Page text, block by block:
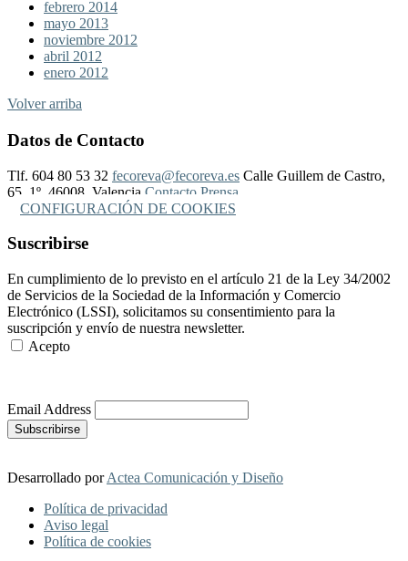
febrero 2014
mayo 2013
noviembre 2012
abril 2012
enero 2012
Volver arriba
Datos de Contacto
Tlf. 604 80 53 32 fecoreva@fecoreva.es Calle Guillem de Castro,
65, 1º, 46008, Valencia Contacto Prensa
CONFIGURACIÓN DE COOKIES
Suscribirse
En cumplimiento de lo previsto en el artículo 21 de la Ley 34/2002
de Servicios de la Sociedad de la Información y Comercio
Electrónico (LSSI), solicitamos su consentimiento para la
suscripción y envío de nuestra newsletter.
Acepto
Email Address
Desarrollado porActea Comunicación y Diseño
Política de privacidad
Aviso legal
Política de cookies